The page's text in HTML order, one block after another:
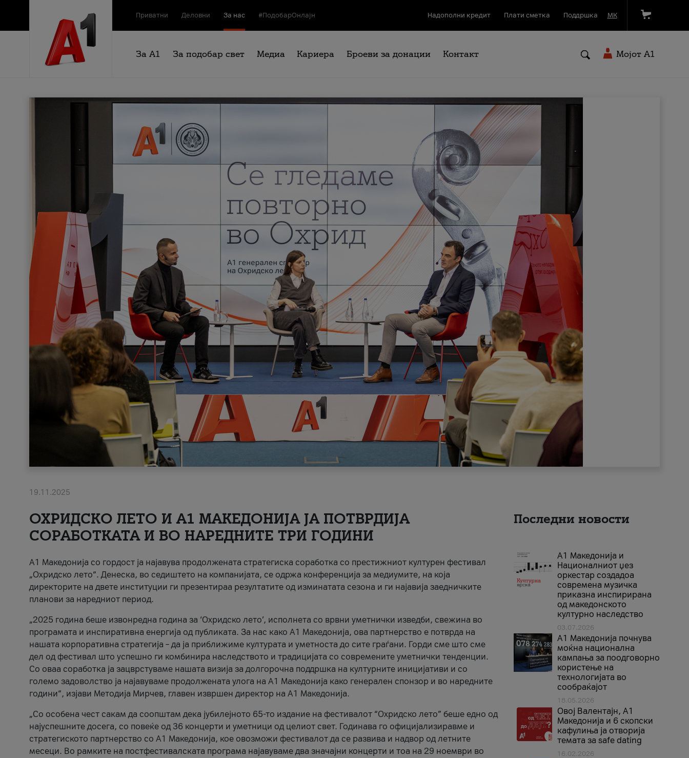
Приватни Деловни За нас #ПодобарОнлајн Надополни кредит Плати сметка Поддршка МК
За А1 За подобар свет Медиа Кариера Броеви за донации Контакт Мојот A1
19.11.2025
ОХРИДСКО ЛЕТО И A1 МАКЕДОНИЈА ЈА ПОТВРДИЈА
СОРАБОТКАТА И ВО НАРЕДНИТЕ ТРИ ГОДИНИ
A1 Македонија со гордост ја најавува продолжената стратегиска соработка со престижниот културен фестивал
„Охридско лето“. Денеска, во седиштето на компанијата, се одржа конференција за медиумите, на која
директорите на двете институции ги презентираа резултатите од изминатата сезона и ги најавија заедничките
планови за наредниот период.
„2025 година беше извонредна година за ‘Охридско лето’, исполнета со врвни уметнички изведби, свежина во
програмата и инспиративна енергија од публиката. За нас како A1 Македонија, ова партнерство е потврда на
нашата корпоративна стратегија – да ја приближиме културата и уметноста до сите граѓани. Горди сме што сме
дел од фестивал што успешно ги комбинира наследството и традицијата со современите уметнички тенденции.
Со оваа соработка ја зацврстуваме нашата визија за долгорочна поддршка на културните иницијативи и со
големо задоволство ја најавуваме продолжената улога на A1 Македонија како генерален спонзор и во наредните
години“, изјави Методија Мирчев, главен извршен директор на A1 Македонија.
„Со особена чест сакам да соопштам дека јубилејното 65-то издание на фестивалот “Охридско лето” беше едно од
најуспешните досега, со повеќе од 36 концерти и уметници од целиот свет. Годинава го официјализиравме и
стратегиското партнерство со А1 Македонија, кое овозможи фестивалот да се развива и надвор од летните
месеци. Во рамките на постфестивалската програма најавуваме два значајни концерти и тоа на 29 ноември во
Последни новости
А1 Македонија и
Националниот џез
оркестар создадоа
современа музичка
приказна инспирирана
од македонското
културно наследство
03.07.2026
A1 Македонија почнува
моќна национална
кампања за поодговорно
користење на
технологијата во
сообраќајот
18.05.2026
Овој Валентајн, A1
Македонија и 6 скопски
кафулиња ја отворија
темата за safe dating
16.02.2026